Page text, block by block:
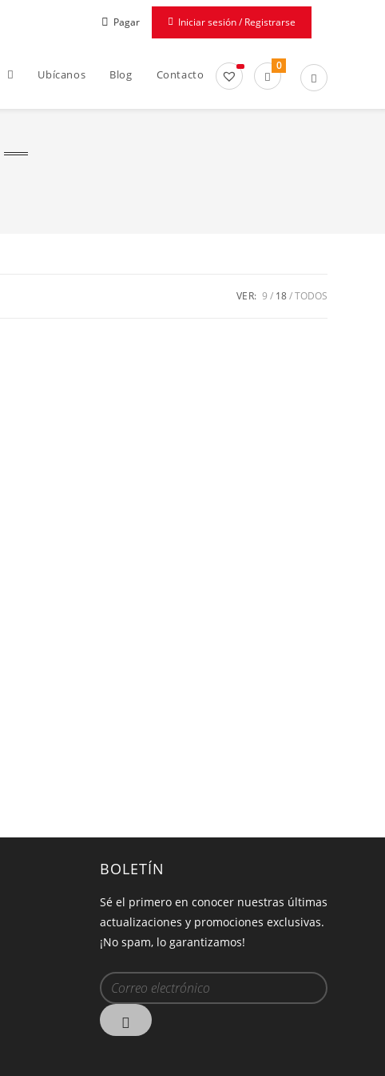
Pagar Iniciar sesión / Registrarse
Ubícanos Blog Contacto
0
VER: 9 18 TODOS
BOLETÍN
Sé el primero en conocer nuestras últimas
actualizaciones y promociones exclusivas.
¡No spam, lo garantizamos!